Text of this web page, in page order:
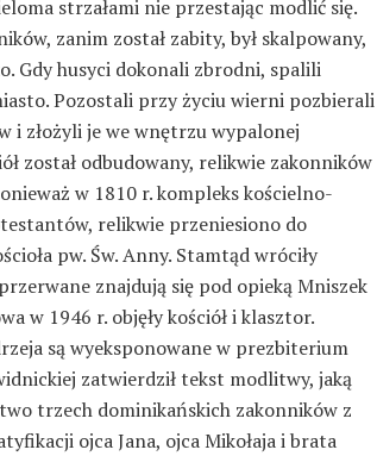
strzałami nie przestając modlić się.
zanim został zabity, był skalpowany,
Gdy husyci dokonali zbrodni, spalili
Pozostali przy życiu wierni pozbierali
i złożyli je we wnętrzu wypalonej
został odbudowany, relikwie zakonników
w 1810 r. kompleks kościelno-
relikwie przeniesiono do
pw. Św. Anny. Stamtąd wróciły
znajdują się pod opieką Mniszek
w 1946 r. objęły kościół i klasztor.
są wyeksponowane w prezbiterium
zatwierdził tekst modlitwy, jaką
trzech dominikańskich zakonników z
ojca Jana, ojca Mikołaja i brata